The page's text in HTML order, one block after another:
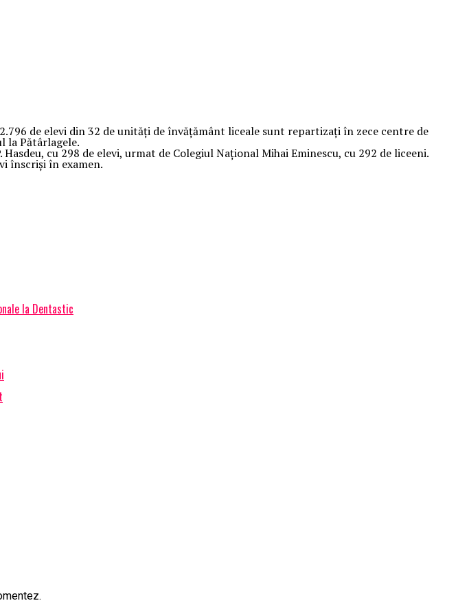
2.796 de elevi din 32 de unităţi de învăţământ liceale sunt repartizaţi în zece centre de
la Pătârlagele.
cu 298 de elevi, urmat de Colegiul Naţional Mihai Eminescu, cu 292 de liceeni.
înscrişi în examen.
la Dentastic